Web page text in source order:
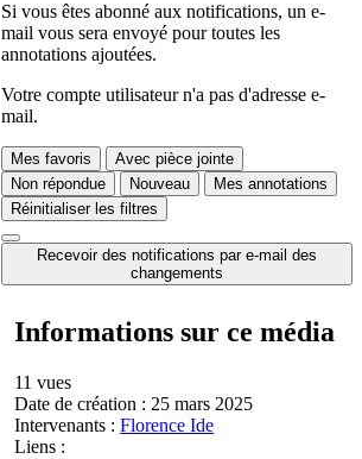
Si vous êtes abonné aux notifications, un e-
mail vous sera envoyé pour toutes les
annotations ajoutées.
Votre compte utilisateur n'a pas d'adresse e-
mail.
Mes favoris
Avec pièce jointe
Non répondue
Nouveau
Mes annotations
Réinitialiser les filtres
Recevoir des notifications par e-mail des
changements
Informations sur ce média
11 vues
Date de création : 25 mars 2025
Intervenants : Florence Ide
Liens :